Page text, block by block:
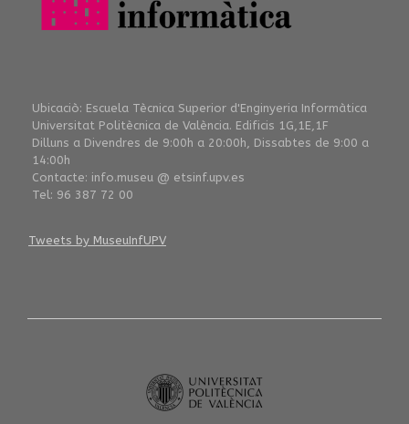
Ubicaciò: Escuela Tècnica Superior d'Enginyeria Informàtica
Universitat Politècnica de València. Edificis 1G,1E,1F
Dilluns a Divendres de 9:00h a 20:00h, Dissabtes de 9:00 a
14:00h
Contacte: info.museu @ etsinf.upv.es
Tel: 96 387 72 00
Tweets by MuseuInfUPV